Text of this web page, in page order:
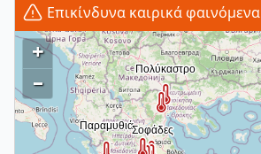
Επικίνδυνα καιρικά φαινόμενα
+
–